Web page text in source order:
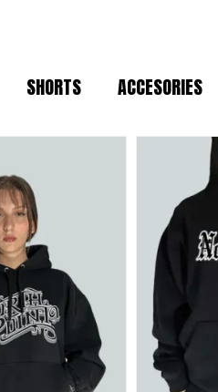
sesión. Si buscas el
tu archivo de
por su resistencia
ética y responsable
SHORTS ACCESORIES